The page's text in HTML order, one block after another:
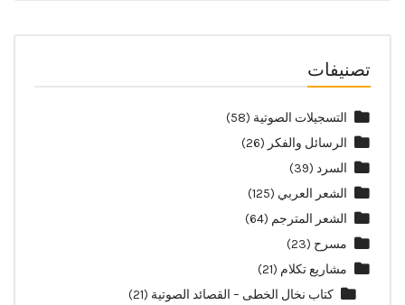
تصنيفات
التسجيلات الصوتية (58)
الرسائل والفكر (26)
السرد (39)
الشعر العربي (125)
الشعر المترجم (64)
مسرح (23)
مشاريع تكلام (21)
كتاب نخال الخطى – القصائد الصوتية (21)